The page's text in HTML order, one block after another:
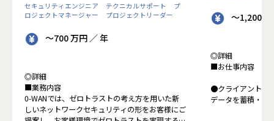
セキュリティエンジニア テクニカルサポート
プ
ロジェクトマネージャー
プロジェクトリーダー
～700 万円 ／ 年
◎詳細
■業務内容
0-WANでは、ゼロトラストの考え方を用いた新
しいネットワークセキュリティの形をお客様にご
～1,200
◎詳細
■お仕事内容
●クライアントの
データを蓄積・加